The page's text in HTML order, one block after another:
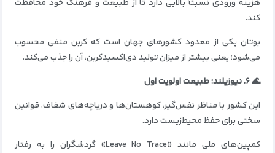
هزینه ورودی نسبتاً بالایی دارد تا از طبیعت و فرهنگ خود محافظت
کند.
بوتان یکی از معدود کشورهای جهان است که کربن منفی محسوب
می‌شود؛ یعنی بیشتر از میزان تولید دی‌اکسیدکربن، آن را جذب می‌کند.
🌊 ۶. نیوزیلند؛ طبیعت اولویت اول
این کشور با مناظر نفس‌گیر، کوهستان‌ها و دریاچه‌های شفاف، قوانین
سختی برای حفظ محیط‌زیست دارد.
کمپین‌های ملی مانند «Leave No Trace» گردشگران را به رفتار